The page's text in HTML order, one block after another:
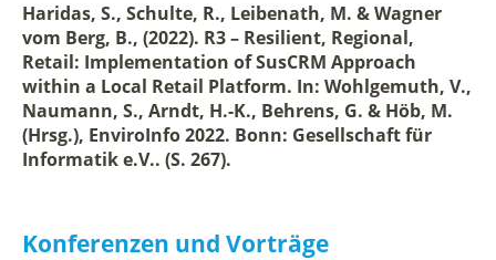
Haridas, S., Schulte, R., Leibenath, M. & Wagner
vom Berg, B., (2022). R3 – Resilient, Regional,
Retail: Implementation of SusCRM Approach
within a Local Retail Platform. In: Wohlgemuth, V.,
Naumann, S., Arndt, H.-K., Behrens, G. & Höb, M.
(Hrsg.), EnviroInfo 2022. Bonn: Gesellschaft für
Informatik e.V.. (S. 267).
Konferenzen und Vorträge